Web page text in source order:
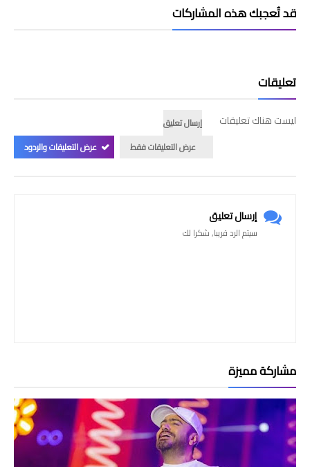
قد تُعجبك هذه المشاركات
تعليقات
ليست هناك تعليقات
إرسال تعليق
عرض التعليقات فقط
عرض التعليقات والردود
إرسال تعليق
سيتم الرد قريبا, شكرا لك
مشاركة مميزة